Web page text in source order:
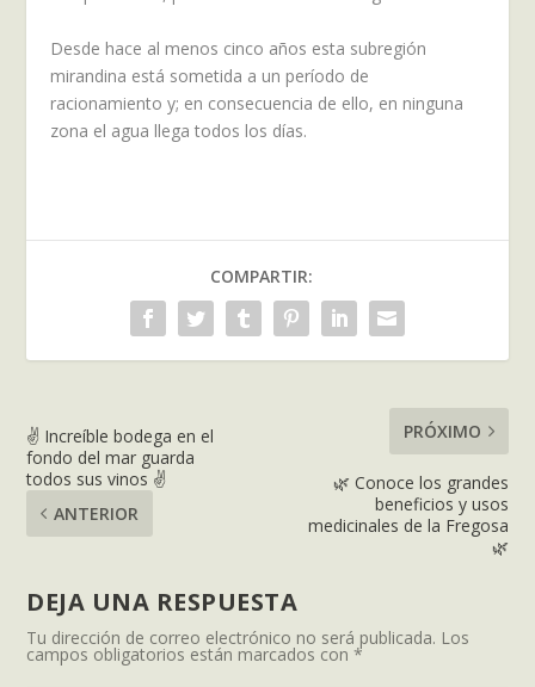
Desde hace al menos cinco años esta subregión
mirandina está sometida a un período de
racionamiento y; en consecuencia de ello, en ninguna
zona el agua llega todos los días.
COMPARTIR:
✌ Increíble bodega en el
fondo del mar guarda
todos sus vinos ✌
ANTERIOR
PRÓXIMO
🌿 Conoce los grandes
beneficios y usos
medicinales de la Fregosa
🌿
DEJA UNA RESPUESTA
Tu dirección de correo electrónico no será publicada. Los
campos obligatorios están marcados con*